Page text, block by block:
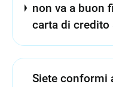
non va a buon
carta di credito
Siete conformi